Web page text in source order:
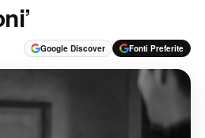
Google Discover Fonti Preferite